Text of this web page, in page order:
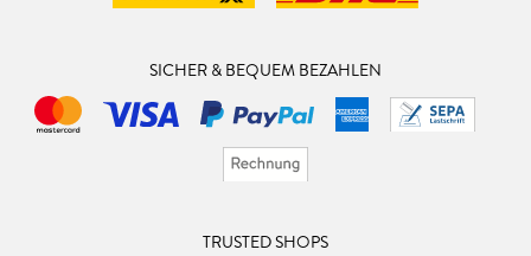
SICHER & BEQUEM BEZAHLEN
TRUSTED SHOPS